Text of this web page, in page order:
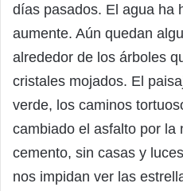
días pasados. El agua ha
aumente. Aún quedan
alrededor de los árboles
cristales mojados. El
verde, los caminos
cambiado el asfalto por la
cemento, sin casas y
nos impidan ver las